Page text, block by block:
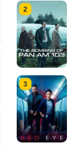
2
3